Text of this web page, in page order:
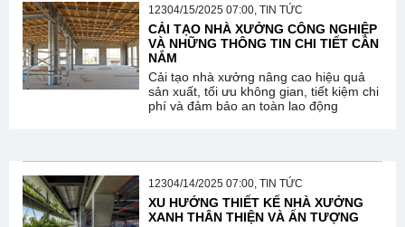
12304/15/2025 07:00, TIN TỨC
CẢI TẠO NHÀ XƯỞNG CÔNG NGHIỆP
VÀ NHỮNG THÔNG TIN CHI TIẾT CẦN
NẮM
Cải tạo nhà xưởng nâng cao hiệu quả
sản xuất, tối ưu không gian, tiết kiệm chi
phí và đảm bảo an toàn lao động
12304/14/2025 07:00, TIN TỨC
XU HƯỚNG THIẾT KẾ NHÀ XƯỞNG
XANH THÂN THIỆN VÀ ẤN TƯỢNG